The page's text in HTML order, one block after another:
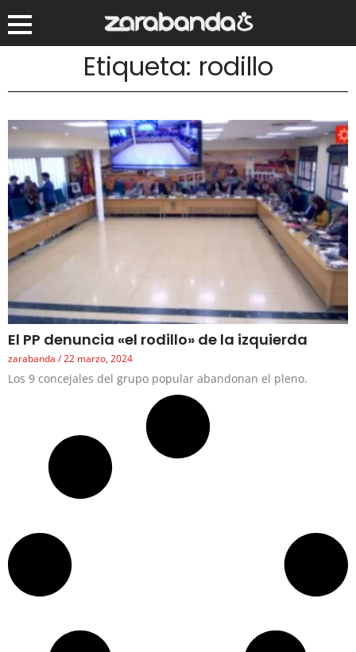
Etiqueta: rodillo
El PP denuncia «el rodillo» de la izquierda
zarabanda 22 marzo, 2024
Los 9 concejales del grupo popular abandonan el pleno.